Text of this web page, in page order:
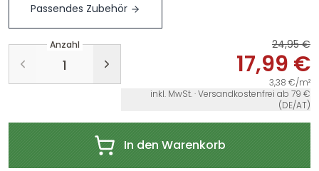
Passendes Zubehör
Anzahl 24,95 €
17,99 €
3,38 €/m²
inkl. MwSt. · Versandkostenfrei ab 79 €
(DE/AT)
In den Warenkorb